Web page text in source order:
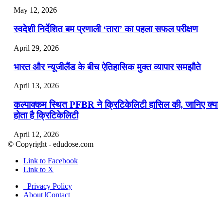
May 12, 2026
स्वदेशी निर्देशित बम प्रणाली ‘तारा’ का पहला सफल परीक्षण
April 29, 2026
भारत और न्यूजीलैंड के बीच ऐतिहासिक मुक्त व्यापार समझौते
April 13, 2026
कल्पाक्कम स्थित PFBR ने क्रिटिकेलिटी हासिल की, जानिए
होता है क्रिटिकेलिटी
April 12, 2026
April 9, 2026
नासा का आर्टेमिस-2 मिशन: मनुष्य एक बार फिर से चंद्रमा के
© Copyright - edudose.com
Link to Facebook
Link to X
Privacy Policy
About |Contact